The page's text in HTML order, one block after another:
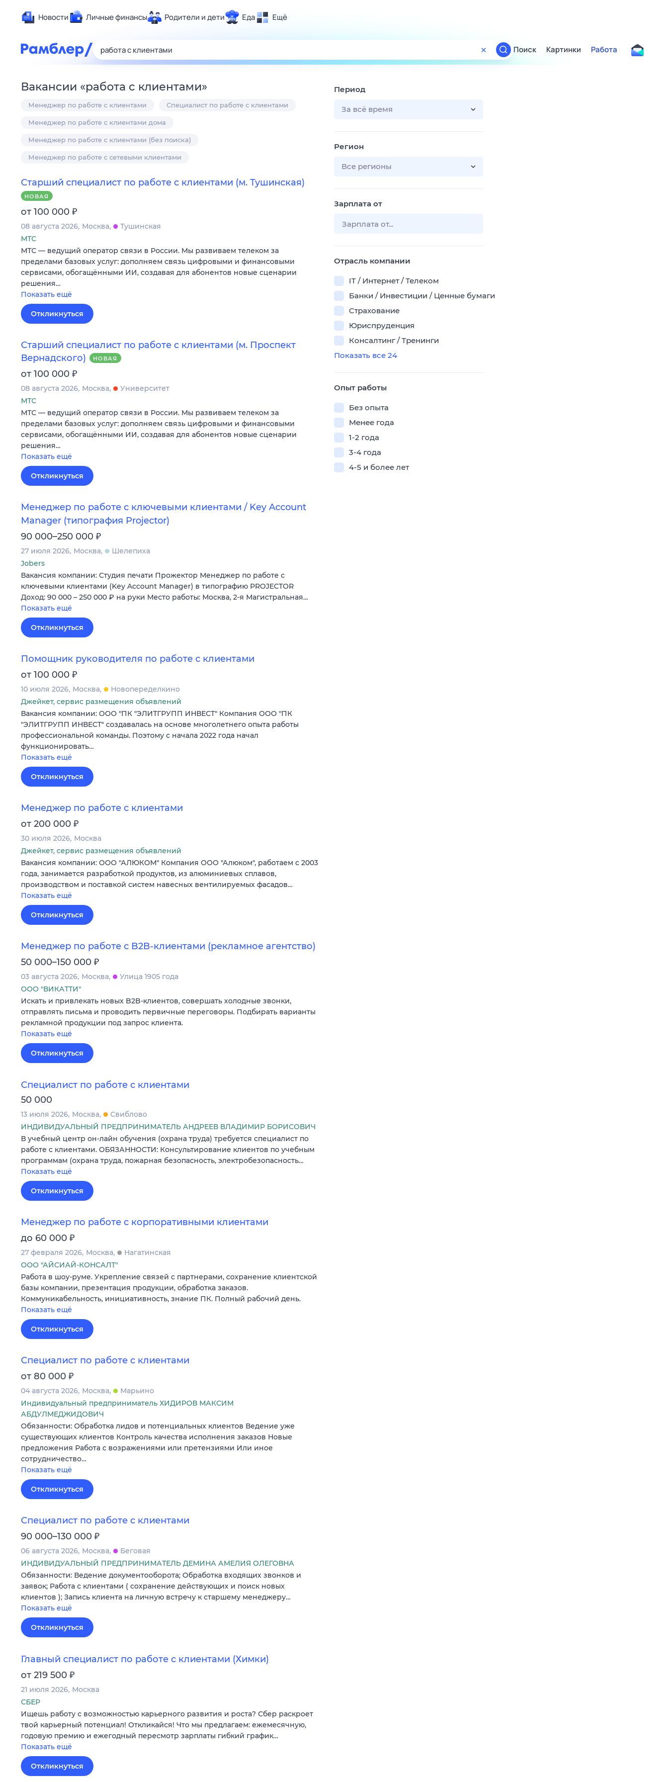
Новости Личные финансы Родители и дети Еда Ещё
Развлечения и отдых
Спорт
Карьера
Технологии и тренды
Гороскопы
Поиск
ТВ-программа
Поиск Картинки Работа
Вакансии «работа с клиентами»
Менеджер по работе с клиентами Специалист по работе с клиентами
Менеджер по работе с клиентами дома
Менеджер по работе с клиентами (без поиска)
Менеджер по работе с сетевыми клиентами
Старший специалист по работе с клиентами (м. Тушинская)
НОВАЯ
от 100 000 ₽
08 августа 2026 Москва
Тушинская
МТС
МТС — ведущий оператор связи в России. Мы развиваем телеком за
пределами базовых услуг: дополняем связь цифровыми и финансовыми
сервисами, обогащёнными ИИ, создавая для абонентов новые сценарии
решения…
Показать ещё
Откликнуться
Старший специалист по работе с клиентами (м. Проспект
Вернадского)
НОВАЯ
от 100 000 ₽
08 августа 2026 Москва
Университет
МТС
МТС — ведущий оператор связи в России. Мы развиваем телеком за
пределами базовых услуг: дополняем связь цифровыми и финансовыми
сервисами, обогащёнными ИИ, создавая для абонентов новые сценарии
решения…
Показать ещё
Откликнуться
Менеджер по работе с ключевыми клиентами / Key Account
Manager (типография Projector)
90 000–250 000 ₽
27 июля 2026 Москва
Шелепиха
Jobers
Вакансия компании: Студия печати Прожектор Менеджер по работе с
ключевыми клиентами (Key Account Manager) в типографию PROJECTOR
Доход: 90 000 – 250 000 ₽ на руки Место работы: Москва, 2-я Магистральная…
Показать ещё
Откликнуться
Помощник руководителя по работе с клиентами
от 100 000 ₽
10 июля 2026 Москва
Новопеределкино
Джейкет, сервис размещения объявлений
Вакансия компании: ООО "ПК "ЭЛИТГРУПП ИНВЕСТ" Компания ООО "ПК
"ЭЛИТГРУПП ИНВЕСТ" создавалась на основе многолетнего опыта работы
профессиональной команды. Поэтому с начала 2022 года начал
функционировать…
Показать ещё
Откликнуться
Менеджер по работе c клиентами
от 200 000 ₽
30 июля 2026 Москва
Джейкет, сервис размещения объявлений
Вакансия компании: ООО "АЛЮКОМ" Компания ООО "Алюком", работаем с 2003
года, занимается разработкой продуктов, из алюминиевых сплавов,
производством и поставкой систем навесных вентилируемых фасадов…
Показать ещё
Откликнуться
Менеджер по работе с B2B-клиентами (рекламное агентство)
50 000–150 000 ₽
03 августа 2026 Москва
Улица 1905 года
ООО "ВИКАТТИ"
Искать и привлекать новых B2B-клиентов, совершать холодные звонки,
отправлять письма и проводить первичные переговоры. Подбирать варианты
рекламной продукции под запрос клиента.
Показать ещё
Откликнуться
Специалист по работе с клиентами
50 000
13 июля 2026 Москва
Свиблово
ИНДИВИДУАЛЬНЫЙ ПРЕДПРИНИМАТЕЛЬ АНДРЕЕВ ВЛАДИМИР БОРИСОВИЧ
В учебный центр он-лайн обучения (охрана труда) требуется специалист по
работе с клиентами. ОБЯЗАННОСТИ: Консультирование клиентов по учебным
программам (охрана труда, пожарная безопасность, электробезопасность…
Показать ещё
Откликнуться
Менеджер по работе с корпоративными клиентами
до 60 000 ₽
27 февраля 2026 Москва
Нагатинская
ООО "АЙСИАЙ-КОНСАЛТ"
Работа в шоу-руме. Укрепление связей с партнерами, сохранение клиентской
базы компании, презентация продукции, обработка заказов.
Коммуникабельность, инициативность, знание ПК. Полный рабочий день.
Показать ещё
Откликнуться
Специалист по работе с клиентами
от 80 000 ₽
04 августа 2026 Москва
Марьино
Индивидуальный предприниматель ХИДИРОВ МАКСИМ
АБДУЛМЕДЖИДОВИЧ
Обязанности: Обработка лидов и потенциальных клиентов Ведение уже
существующих клиентов Контроль качества исполнения заказов Новые
предложения Работа с возражениями или претензиями Или иное
сотрудничество…
Показать ещё
Откликнуться
Специалист по работе с клиентами
90 000–130 000 ₽
06 августа 2026 Москва
Беговая
ИНДИВИДУАЛЬНЫЙ ПРЕДПРИНИМАТЕЛЬ ДЕМИНА АМЕЛИЯ ОЛЕГОВНА
Обязанности: Ведение документооборота; Обработка входящих звонков и
заявок; Работа с клиентами ( сохранение действующих и поиск новых
клиентов ); Запись клиента на личную встречу к старшему менеджеру…
Показать ещё
Откликнуться
Главный специалист по работе с клиентами (Химки)
от 219 500 ₽
21 июля 2026 Москва
СБЕР
Ищешь работу с возможностью карьерного развития и роста? Сбер раскроет
твой карьерный потенциал! Откликайся! Что мы предлагаем: ежемесячную,
годовую премию и ежегодный пересмотр зарплаты гибкий график…
Показать ещё
Откликнуться
Период
За всё время
Регион
Все регионы
Зарплата от
Отрасль компании
IT / Интернет / Телеком
Банки / Инвестиции / Ценные бумаги
Страхование
Юриспруденция
Консалтинг / Тренинги
Показать все 24
Опыт работы
Без опыта
Менее года
1-2 года
3-4 года
4-5 и более лет